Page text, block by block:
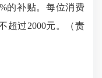
的补贴。每位消费
超过2000元。（责